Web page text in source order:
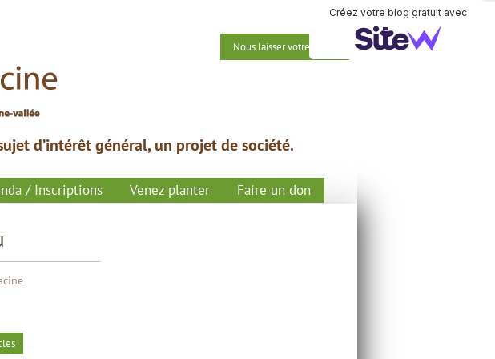
Créez votre blog gratuit avec
/ Inscriptions Venez planter Faire un don
d’intérêt général, un projet de société.
Nous laisser votre email